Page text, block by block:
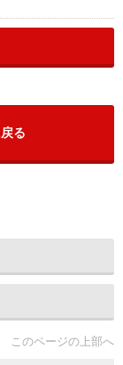
る
このページの上部へ